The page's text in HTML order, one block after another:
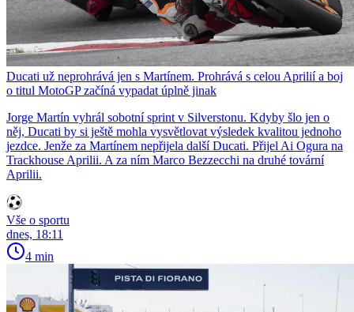
Ducati už neprohrává jen s Martínem. Prohrává s celou Aprilií a boj
o titul MotoGP začíná vypadat úplně jinak
Jorge Martín vyhrál sobotní sprint v Silverstonu. Kdyby šlo jen o
něj, Ducati by si ještě mohla vysvětlovat výsledek kvalitou jednoho
jezdce. Jenže za Martínem nepřijela další Ducati. Přijel Ai Ogura na
Trackhouse Aprilii. A za ním Marco Bezzecchi na druhé tovární
Aprilii.
Vše o sportu
dnes, 18:11
4 min